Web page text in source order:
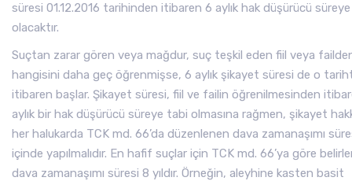
süresi 01.12.2016 tarihinden itibaren 6 aylık hak düşürücü
olacaktır.
Suçtan zarar gören veya mağdur, suç teşkil eden fiil veya
hangisini daha geç öğrenmişse, 6 aylık şikayet süresi de o
itibaren başlar. Şikayet süresi, fiil ve failin öğrenilmesinden
aylık bir hak düşürücü süreye tabi olmasına rağmen, şikayet
her halukarda TCK md. 66’da düzenlenen dava zamanaşımı
içinde yapılmalıdır. En hafif suçlar için TCK md. 66’ya göre
dava zamanaşımı süresi 8 yıldır. Örneğin, aleyhine kasten basit